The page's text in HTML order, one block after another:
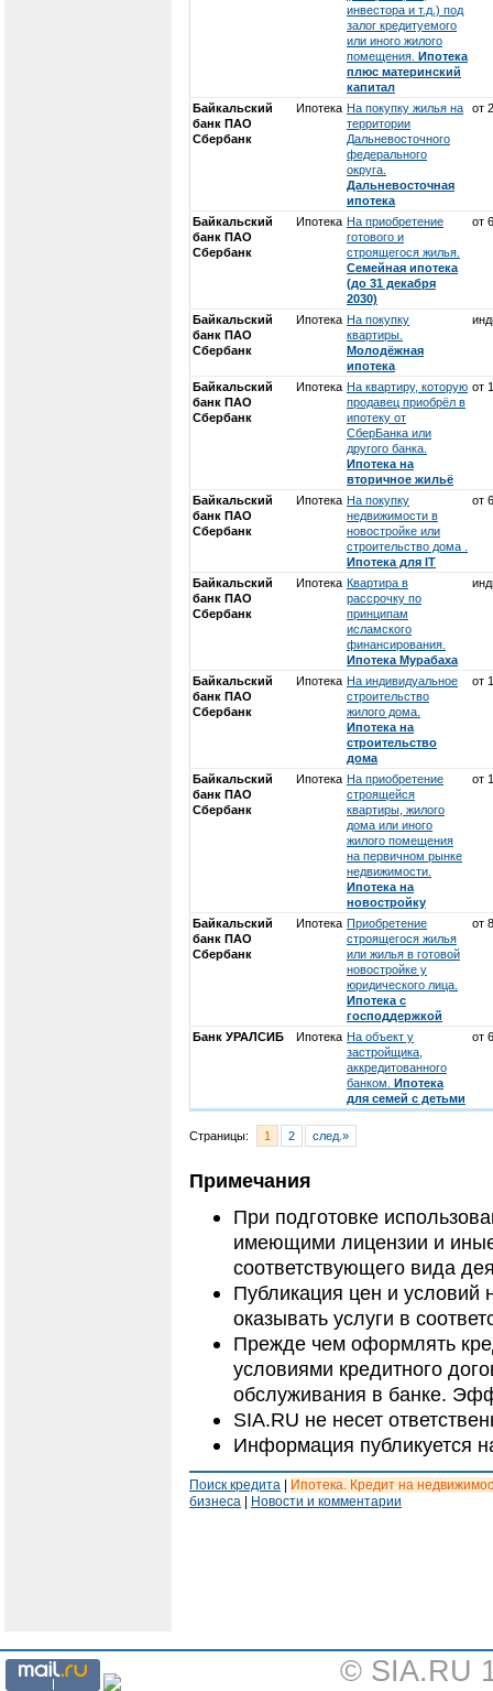
инвестора и т.д.) под
залог кредитуемого
или иного жилого
помещения. Ипотека
плюс материнский
капитал
Байкальский
банк ПАО
Сбербанк
Ипотека На покупку жилья на
территории
Дальневосточного
федерального
округа.
Дальневосточная
ипотека
от
Байкальский
банк ПАО
Сбербанк
Ипотека На приобретение
готового и
строящегося жилья.
Семейная ипотека
(до 31 декабря
2030)
от
Байкальский
банк ПАО
Сбербанк
Ипотека На покупку
квартиры.
Молодёжная
ипотека
Байкальский
банк ПАО
Сбербанк
Ипотека На квартиру, которую
продавец приобрёл в
ипотеку от
СберБанка или
другого банка.
Ипотека на
вторичное жильё
от
Байкальский
банк ПАО
Сбербанк
Ипотека На покупку
недвижимости в
новостройке или
строительство дома .
Ипотека для IT
от
Байкальский
банк ПАО
Сбербанк
Ипотека Квартира в
рассрочку по
принципам
исламского
финансирования.
Ипотека Мурабаха
Байкальский
банк ПАО
Сбербанк
Ипотека На индивидуальное
строительство
жилого дома.
Ипотека на
строительство
дома
от
Байкальский
банк ПАО
Сбербанк
Ипотека На приобретение
строящейся
квартиры, жилого
дома или иного
жилого помещения
на первичном рынке
недвижимости.
Ипотека на
новостройку
от
Байкальский
банк ПАО
Сбербанк
Ипотека Приобретение
строящегося жилья
или жилья в готовой
новостройке у
юридического лица.
Ипотека с
господдержкой
от
Банк УРАЛСИБ Ипотека На объект у
застройщика,
аккредитованного
банком. Ипотека
для семей с детьми
от
Страницы: 1 2 след.»
Примечания
При подготовке
имеющими лицензии и
соответствующего вида
Публикация цен и условий
оказывать услуги в
Прежде чем оформлять
условиями кредитного
обслуживания в банке.
SIA.RU не несет
Информация публикуется
Поиск кредита
Ипотека. Кредит на
бизнеса
Новости и комментарии
© SIA.RU